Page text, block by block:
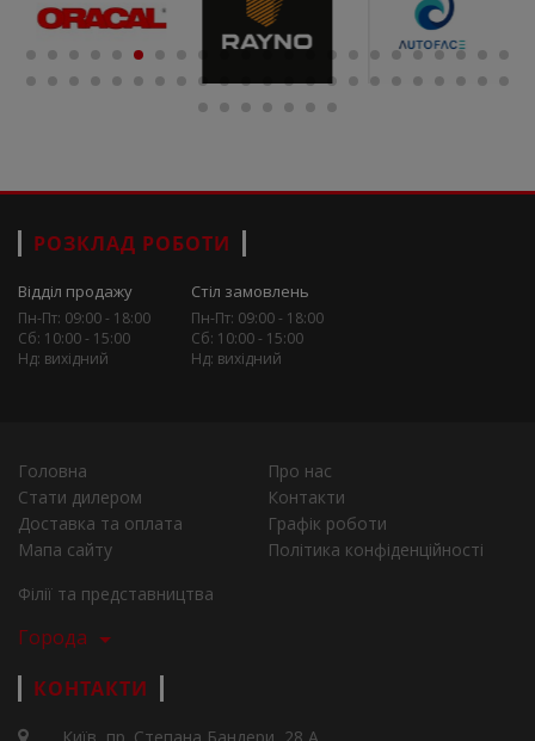
РОЗКЛАД РОБОТИ
Відділ продажу
Пн-Пт: 09:00 - 18:00
Сб: 10:00 - 15:00
Нд: вихідний
Стіл замовлень
Пн-Пт: 09:00 - 18:00
Сб: 10:00 - 15:00
Нд: вихідний
Головна
Про нас
Стати дилером
Контакти
Доставка та оплата
Графік роботи
Мапа сайту
Політика конфіденційності
Філії та представництва
Города
КОНТАКТИ